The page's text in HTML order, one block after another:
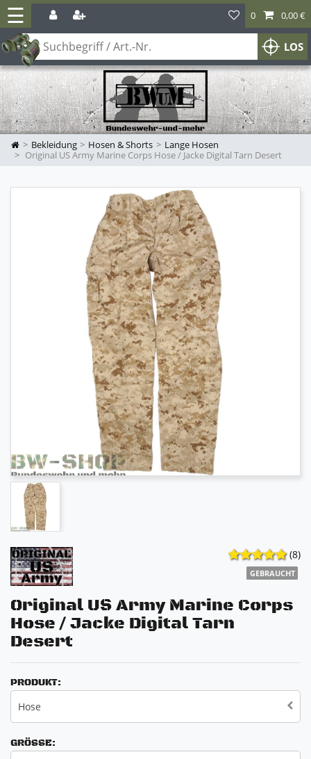
☰
LOS
0 0,00 €
Bekleidung Hosen & Shorts
Lange Hosen
Original US Army Marine Corps Hose / Jacke Digital Tarn Desert
(8)
GEBRAUCHT
Original US Army Marine Corps
Hose / Jacke Digital Tarn
Desert
PRODUKT:
Hose
GRÖSSE: